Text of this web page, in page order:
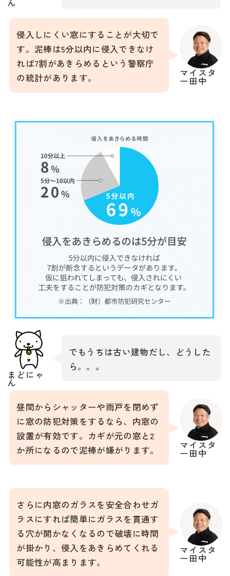
ん
マイスタ
ー田中
侵入しにくい窓にすることが大切で
す。泥棒は5分以内に侵入できなけ
れば7割があきらめるという警察庁
の統計があります。
まどにゃ
ん
でもうちは古い建物だし、どうした
ら。。。
マイスタ
ー田中
昼間からシャッターや雨戸を閉めず
に窓の防犯対策をするなら、内窓の
設置が有効です。カギが元の窓と2
か所になるので泥棒が嫌がります。
マイスタ
ー田中
さらに内窓のガラスを安全合わせガ
ラスにすれば簡単にガラスを貫通す
る穴が開かなくなるので破壊に時間
が掛かり、侵入をあきらめてくれる
可能性が高まります。